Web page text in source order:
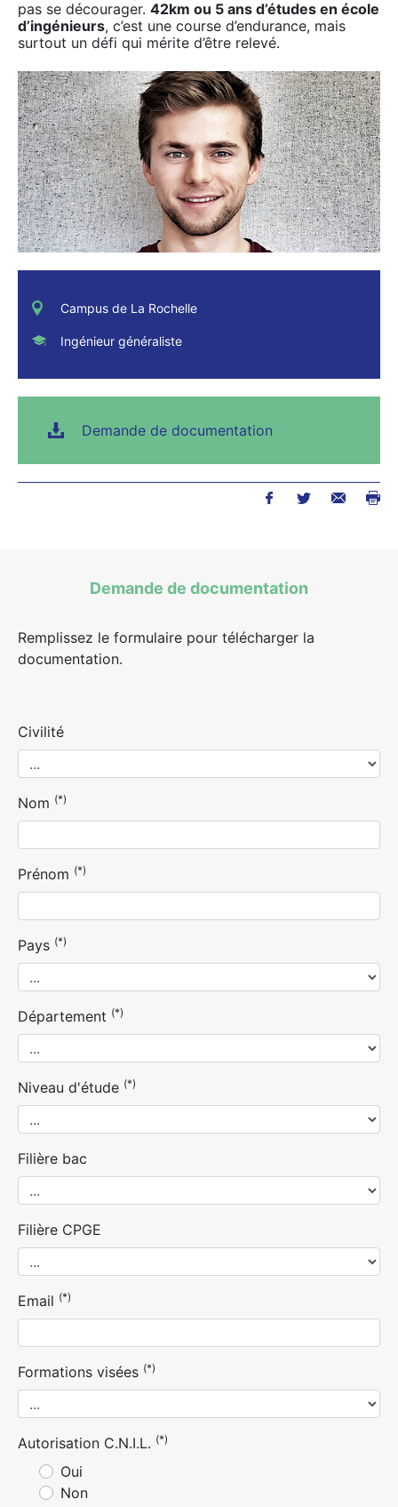
pas se décourager. 42km ou 5 ans d’études en école
d’ingénieurs, c’est une course d’endurance, mais
surtout un défi qui mérite d’être relevé.
Campus de La Rochelle
Ingénieur généraliste
Demande de documentation
Demande de documentation
Remplissez le formulaire pour télécharger la
documentation.
Civilité
Nom (*)
Prénom (*)
Pays (*)
Département (*)
Niveau d'étude (*)
Filière bac
Filière CPGE
Email (*)
Formations visées (*)
Autorisation C.N.I.L. (*)
Oui
Non